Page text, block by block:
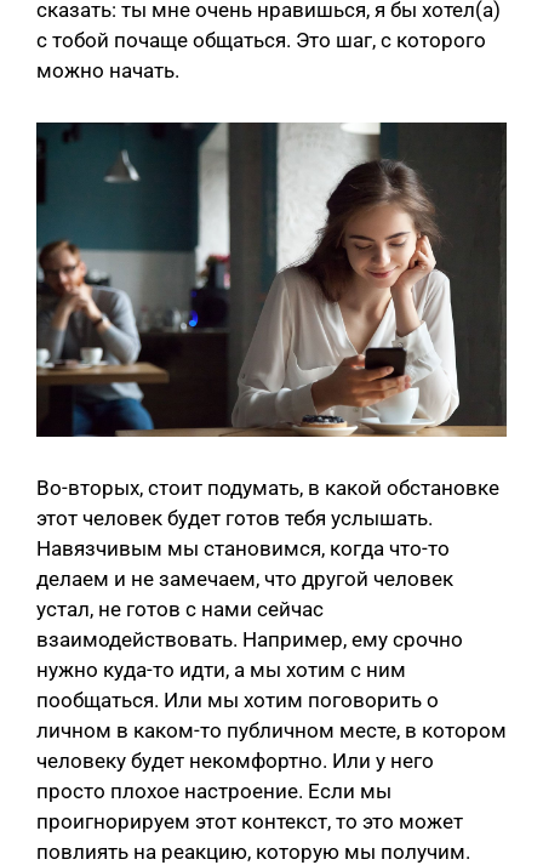
сказать: ты мне очень нравишься, я бы хотел(а)
с тобой почаще общаться. Это шаг, с которого
можно начать.
Во-вторых, стоит подумать, в какой обстановке
этот человек будет готов тебя услышать.
Навязчивым мы становимся, когда что-то
делаем и не замечаем, что другой человек
устал, не готов с нами сейчас
взаимодействовать. Например, ему срочно
нужно куда-то идти, а мы хотим с ним
пообщаться. Или мы хотим поговорить о
личном в каком-то публичном месте, в котором
человеку будет некомфортно. Или у него
просто плохое настроение. Если мы
проигнорируем этот контекст, то это может
повлиять на реакцию, которую мы получим.